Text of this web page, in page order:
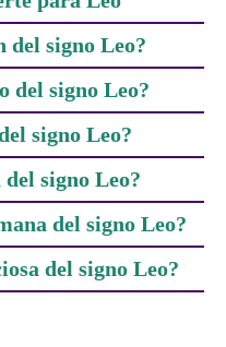
del signo Leo?
del signo Leo?
signo Leo?
del signo Leo?
del signo Leo?
del signo Leo?